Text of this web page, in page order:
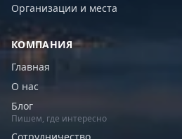
Организации и места
КОМПАНИЯ
Главная
О нас
Блог
Пишем, где интересно